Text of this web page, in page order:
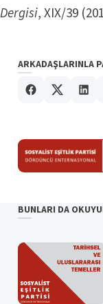
Dergisi, XIX/39
ARKADAŞLARINLA
BUNLARI DA